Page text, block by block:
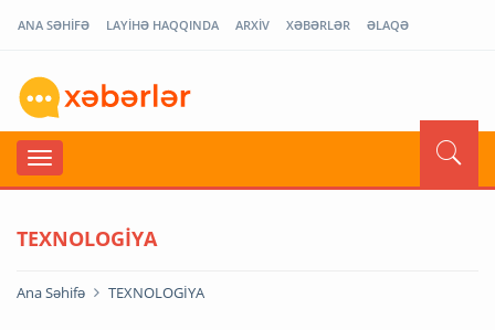
ANA SƏHİFƏ LAYİHƏ HAQQINDA ARXİV XƏBƏRLƏR ƏLAQƏ
TEXNOLOGİYA
Ana Səhifə TEXNOLOGİYA